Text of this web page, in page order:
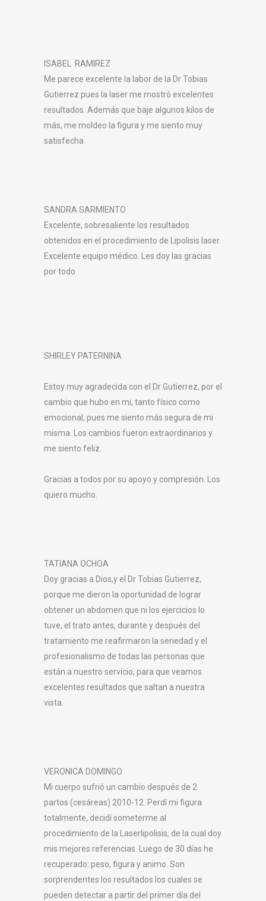
ISABEL RAMIREZ
Me parece excelente la labor de la Dr Tobias
Gutierrez pues la laser me mostró excelentes
resultados. Además que baje algunos kilos de
más, me moldeo la figura y me siento muy
satisfecha
SANDRA SARMIENTO
Excelente, sobresaliente los resultados
obtenidos en el procedimiento de Lipolisis laser.
Excelente equipo médico. Les doy las gracias
por todo.
SHIRLEY PATERNINA
Estoy muy agradecida con el Dr Gutierrez, por el
cambio que hubo en mi, tanto físico como
emocional, pues me siento más segura de mi
misma. Los cambios fueron extraordinarios y
me siento feliz.
Gracias a todos por su apoyo y compresión. Los
quiero mucho.
TATIANA OCHOA
Doy gracias a Dios,y el Dr Tobias Gutierrez,
porque me dieron la oportunidad de lograr
obtener un abdomen que ni los ejercicios lo
tuve, el trato antes, durante y después del
tratamiento me reafirmaron la seriedad y el
profesionalismo de todas las personas que
están a nuestro servicio, para que veamos
excelentes resultados que saltan a nuestra
vista.
VERONICA DOMINGO
Mi cuerpo sufrió un cambio después de 2
partos (cesáreas) 2010-12. Perdí mi figura
totalmente, decidí someterme al
procedimiento de la Laserlipolisis, de la cual doy
mis mejores referencias. Luego de 30 días he
recuperado: peso, figura y animo. Son
sorprendentes los resultados los cuales se
pueden detectar a partir del primer día del